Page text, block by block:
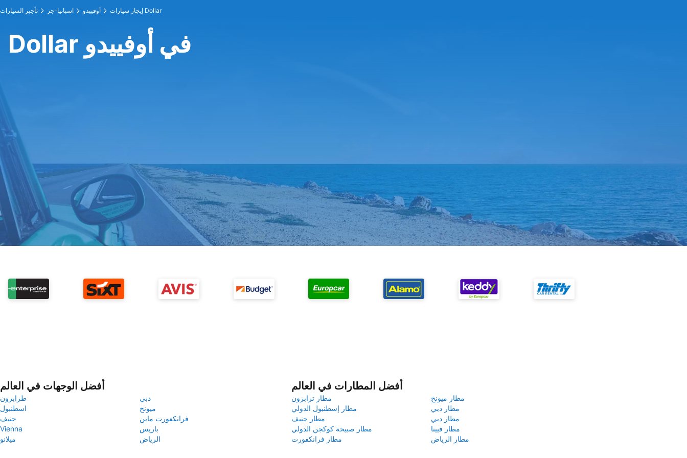
تأجير السيارات اسبانيا-جز أوفييدو إيجار سيارات Dollar
Dollar في أوفييدو
أفضل الوجهات في العالم
طرابزون
دبي
اسطنبول
ميونخ
جنيف
فرانكفورت ماين
Vienna
باريس
ميلانو
الرياض
أفضل المطارات في العالم
مطار ترابزون
مطار ميونخ
مطار إسطنبول الدولي
مطار دبي
مطار جنيف
مطار دبي
مطار صبيحة كوكجن الدولي
مطار فيينا
مطار فرانكفورت
مطار الرياض